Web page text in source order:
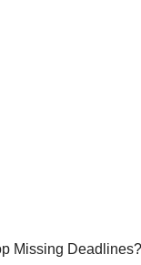
Missing